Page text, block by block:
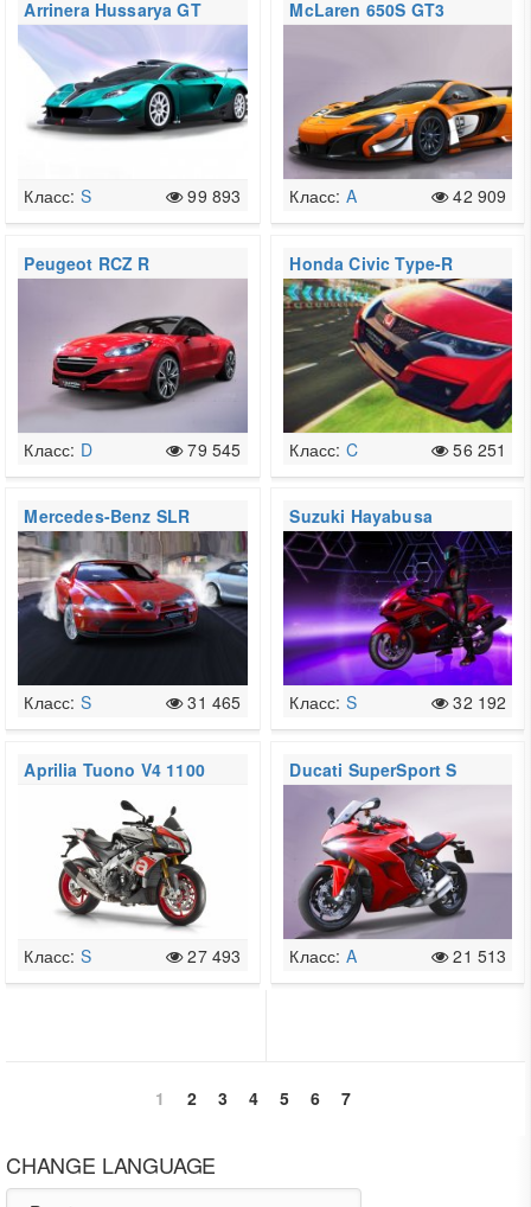
Arrinera Hussarya GT
Класс: S 99 893
McLaren 650S GT3
Класс: A 42 909
Peugeot RCZ R
Класс: D 79 545
Honda Civic Type-R
Класс: C 56 251
Mercedes-Benz SLR
McLaren 722 Edition
Класс: S 31 465
Suzuki Hayabusa
Класс: S 32 192
Aprilia Tuono V4 1100
Класс: S 27 493
Ducati SuperSport S
Класс: A 21 513
1 2 3 4 5 6 7
CHANGE LANGUAGE